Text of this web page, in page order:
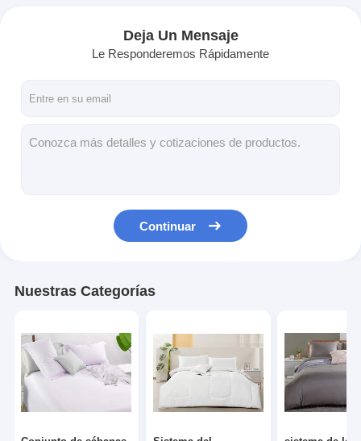
Deja Un Mensaje
Le Responderemos Rápidamente
Continuar
Nuestras Categorías